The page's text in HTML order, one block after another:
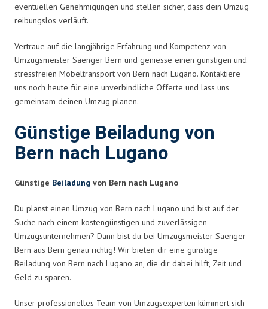
eventuellen Genehmigungen und stellen sicher, dass dein Umzug
reibungslos verläuft.
Vertraue auf die langjährige Erfahrung und Kompetenz von
Umzugsmeister Saenger Bern und geniesse einen günstigen und
stressfreien Möbeltransport von Bern nach Lugano. Kontaktiere
uns noch heute für eine unverbindliche Offerte und lass uns
gemeinsam deinen Umzug planen.
Günstige Beiladung von
Bern nach Lugano
Günstige Beiladung von Bern nach Lugano
Du planst einen Umzug von Bern nach Lugano und bist auf der
Suche nach einem kostengünstigen und zuverlässigen
Umzugsunternehmen? Dann bist du bei Umzugsmeister Saenger
Bern aus Bern genau richtig! Wir bieten dir eine günstige
Beiladung von Bern nach Lugano an, die dir dabei hilft, Zeit und
Geld zu sparen.
Unser professionelles Team von Umzugsexperten kümmert sich